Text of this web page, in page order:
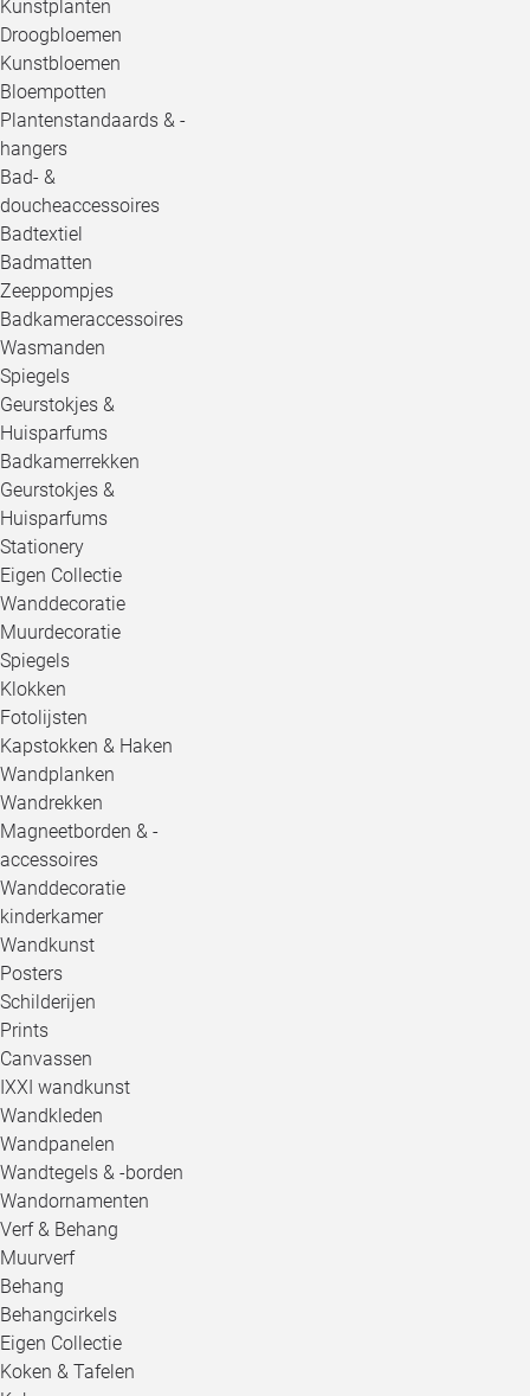
Kunstplanten
Droogbloemen
Kunstbloemen
Bloempotten
Plantenstandaards & -
hangers
Bad- &
doucheaccessoires
Badtextiel
Badmatten
Zeeppompjes
Badkameraccessoires
Wasmanden
Spiegels
Geurstokjes &
Huisparfums
Badkamerrekken
Geurstokjes &
Huisparfums
Stationery
Eigen Collectie
Wanddecoratie
Muurdecoratie
Spiegels
Klokken
Fotolijsten
Kapstokken & Haken
Wandplanken
Wandrekken
Magneetborden & -
accessoires
Wanddecoratie
kinderkamer
Wandkunst
Posters
Schilderijen
Prints
Canvassen
IXXI wandkunst
Wandkleden
Wandpanelen
Wandtegels & -borden
Wandornamenten
Verf & Behang
Muurverf
Behang
Behangcirkels
Eigen Collectie
Koken & Tafelen